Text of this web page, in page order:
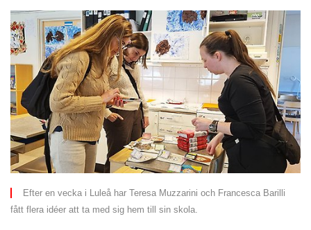
Efter en vecka i Luleå har Teresa Muzzarini och Francesca Barilli
fått flera idéer att ta med sig hem till sin skola.